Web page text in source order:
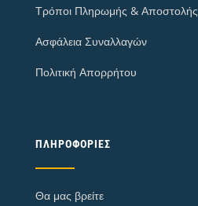
Τρόποι Πληρωμής & Αποστολής
Ασφάλεια Συναλλαγών
Πολιτική Απορρήτου
ΠΛΗΡΟΦΟΡΊΕΣ
Θα μας βρείτε